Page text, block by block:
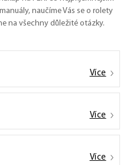
naučíme Vás se o rolety
na všechny důležité otázky.
Více
Více
Více